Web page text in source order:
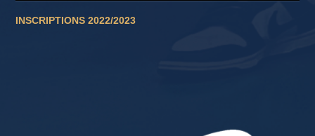
INSCRIPTIONS 2022/2023